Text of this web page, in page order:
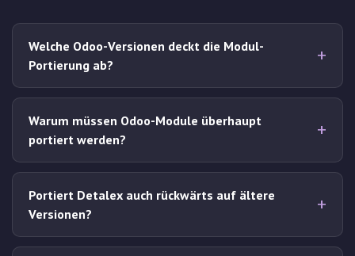
Welche Odoo-Versionen deckt die Modul-
Portierung ab?
Warum müssen Odoo-Module überhaupt
portiert werden?
Portiert Detalex auch rückwärts auf ältere
Versionen?